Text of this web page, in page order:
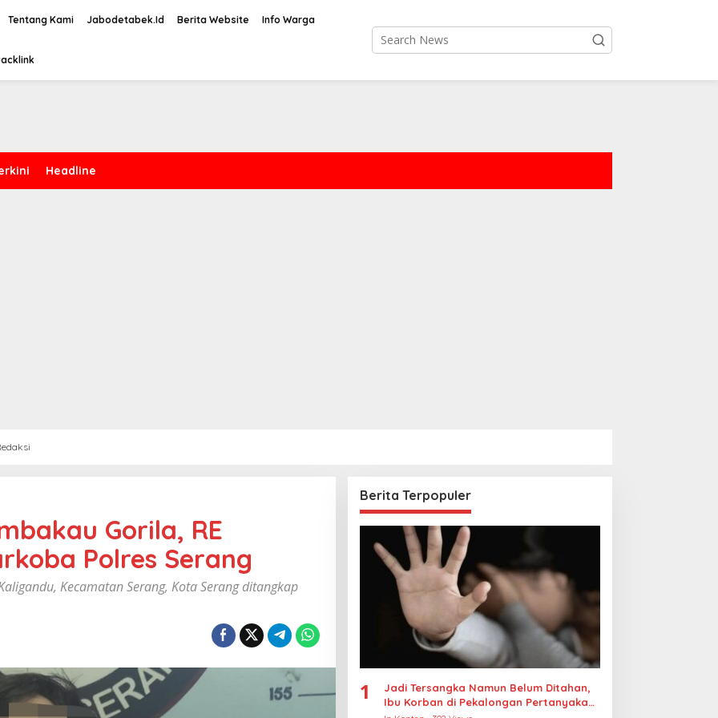
Tentang Kami Jabodetabek.Id Berita Website Info Warga
Headline
Gorila, RE
Polres Serang
Kecamatan Serang, Kota Serang ditangkap
Berita Terpopuler
1
Jadi Tersangka Namun Belum Ditahan,
Ibu Korban di Pekalongan Pertanyakan